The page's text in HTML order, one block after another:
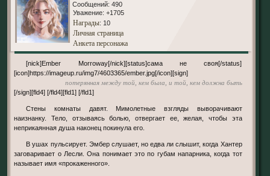
Сообщений: 490
Уважение: +1705
Награды: 10
Личная страница
Анкета персонажа
[nick]Ember Morroway[/nick][status]сама не своя[/status]
[icon]https://imageup.ru/img7/4603365/ember.jpg[/icon][sign]
потерянная между той, кем была, и той, кем должна быть
[/sign][fld4] [/fld4][fld1] [/fld1]
Стены комнаты давят. Мимолетные взгляды выворачивают
наизнанку. Тело, отзываясь болью, отвергает ее, желая, чтобы эта
неприкаянная душа наконец покинула его.
В ушах пульсирует. Эмбер слушает, но едва ли слышит, когда Хантер
заговаривает о Лесли. Она понимает это по губам напарника, когда тот
называет имя «прокаженного».